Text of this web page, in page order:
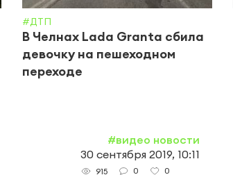
#ДТП
В Челнах Lada Granta сбила
девочку на пешеходном
переходе
#видео новости
30 сентября 2019, 10:11
915 0 0